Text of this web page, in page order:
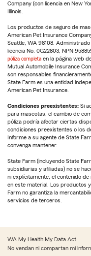
Company (con licencia en New
Illinois.
Los productos de seguro de
American Pet Insurance
Seattle, WA 98108.
licencia No. 0G22803, NPN
póliza completa en la página web
Mutual Automobile Insurance
son responsables
State Farm es una entidad
American Pet Insurance.
Condiciones preexistentes: Si
para mascotas, el cambio de
póliza podría afectar ciertas
condiciones preexistentes o los
Informe a su agente de State
convenga mantener.
State Farm (incluyendo State
subsidiarias y afiliadas) no se
ni explícitamente, el contenido
en este material. Los productos
Farm no garantiza la
servicios de terceros.
WA My Health My Data Act
No vendan ni compartan mi